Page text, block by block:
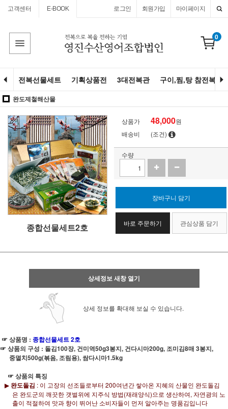
고객센터 E-BOOK 마이페이지
회원가입
로그인
0
전복선물세트 기획상품전 3대전복관 구이,찜,탕 참전복
완도제철해산물
종합선물세트2호
상품가 48,000원
배송비
(조건)
수량
장바구니 담기
바로 주문하기 관심상품 담기
상세정보 새창 열기
상세 정보를 확대해 보실 수 있습니다.
☞ 상품명 : 종합선물세트 2호
☞ 상품의 구성 : 돌김100장, 건미역50g3봉지, 건다시마200g, 조미김8매 3봉지,
중멸치500g(볶음, 조림용), 쌈다시마1.5kg
☞ 상품의 특징
▶완도돌김 : 이 고장의 선조들로부터 200여년간 쌓아온 지혜의 산물인 완도돌김
은 완도군의 깨끗한 갯벌위에 지주식 방법(재래양식)으로 생산하여, 자연광의 노
출이 적절하여 맛과 향이 뛰어난 소비자들이 먼저 알아주는 명품김입니다